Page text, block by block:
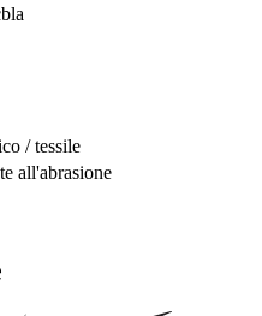
/ tessile
all'abrasione